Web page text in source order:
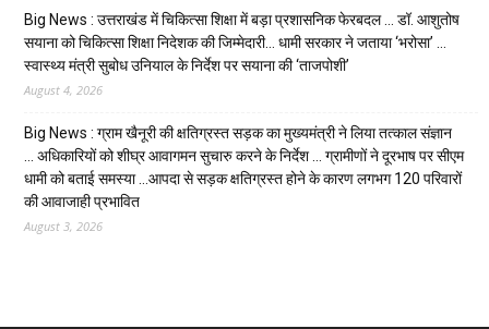
Big News : उत्तराखंड में चिकित्सा शिक्षा में बड़ा प्रशासनिक फेरबदल … डॉ. आशुतोष
सयाना को चिकित्सा शिक्षा निदेशक की जिम्मेदारी… धामी सरकार ने जताया ‘भरोसा’ …
स्वास्थ्य मंत्री सुबोध उनियाल के निर्देश पर सयाना की ‘ताजपोशी’
August 4, 2026
Big News : ग्राम खैनूरी की क्षतिग्रस्त सड़क का मुख्यमंत्री ने लिया तत्काल संज्ञान
… अधिकारियों को शीघ्र आवागमन सुचारु करने के निर्देश … ग्रामीणों ने दूरभाष पर सीएम
धामी को बताई समस्या …आपदा से सड़क क्षतिग्रस्त होने के कारण लगभग 120 परिवारों
की आवाजाही प्रभावित
August 3, 2026